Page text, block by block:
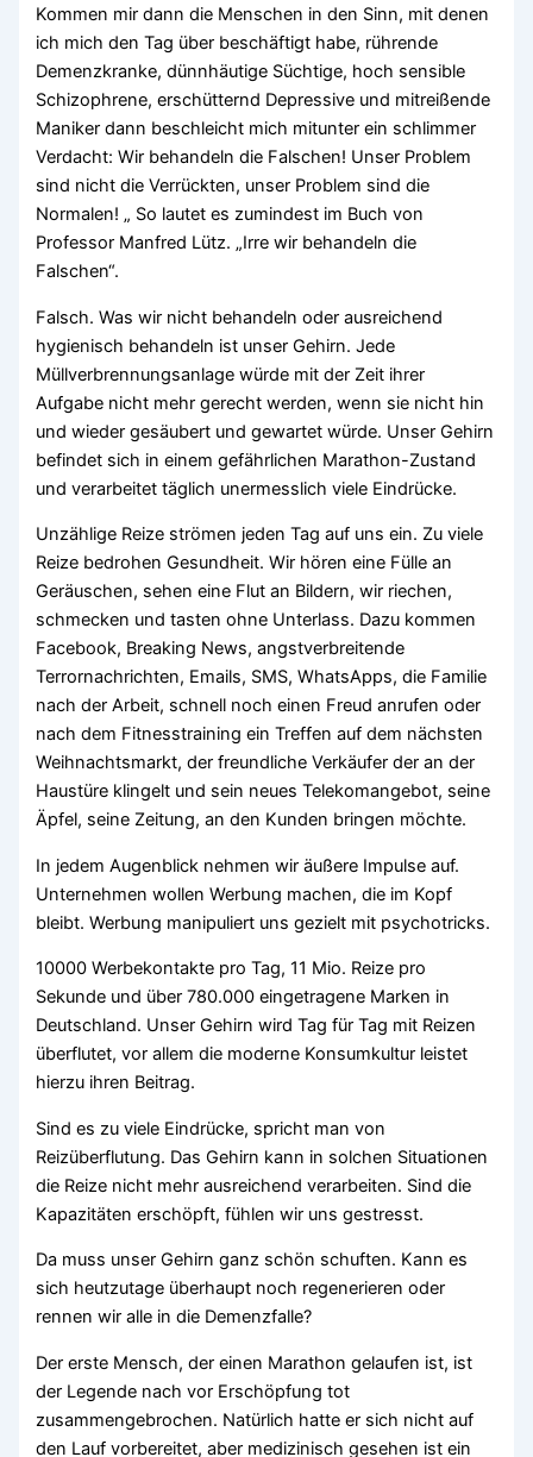
Kommen mir dann die Menschen in den Sinn, mit denen
ich mich den Tag über beschäftigt habe, rührende
Demenzkranke, dünnhäutige Süchtige, hoch sensible
Schizophrene, erschütternd Depressive und mitreißende
Maniker dann beschleicht mich mitunter ein schlimmer
Verdacht: Wir behandeln die Falschen! Unser Problem
sind nicht die Verrückten, unser Problem sind die
Normalen! „ So lautet es zumindest im Buch von
Professor Manfred Lütz. „Irre wir behandeln die
Falschen“.
Falsch. Was wir nicht behandeln oder ausreichend
hygienisch behandeln ist unser Gehirn. Jede
Müllverbrennungsanlage würde mit der Zeit ihrer
Aufgabe nicht mehr gerecht werden, wenn sie nicht hin
und wieder gesäubert und gewartet würde. Unser Gehirn
befindet sich in einem gefährlichen Marathon-Zustand
und verarbeitet täglich unermesslich viele Eindrücke.
Unzählige Reize strömen jeden Tag auf uns ein. Zu viele
Reize bedrohen Gesundheit. Wir hören eine Fülle an
Geräuschen, sehen eine Flut an Bildern, wir riechen,
schmecken und tasten ohne Unterlass. Dazu kommen
Facebook, Breaking News, angstverbreitende
Terrornachrichten, Emails, SMS, WhatsApps, die Familie
nach der Arbeit, schnell noch einen Freud anrufen oder
nach dem Fitnesstraining ein Treffen auf dem nächsten
Weihnachtsmarkt, der freundliche Verkäufer der an der
Haustüre klingelt und sein neues Telekomangebot, seine
Äpfel, seine Zeitung, an den Kunden bringen möchte.
In jedem Augenblick nehmen wir äußere Impulse auf.
Unternehmen wollen Werbung machen, die im Kopf
bleibt. Werbung manipuliert uns gezielt mit psychotricks.
10000 Werbekontakte pro Tag, 11 Mio. Reize pro
Sekunde und über 780.000 eingetragene Marken in
Deutschland. Unser Gehirn wird Tag für Tag mit Reizen
überflutet, vor allem die moderne Konsumkultur leistet
hierzu ihren Beitrag.
Sind es zu viele Eindrücke, spricht man von
Reizüberflutung. Das Gehirn kann in solchen Situationen
die Reize nicht mehr ausreichend verarbeiten. Sind die
Kapazitäten erschöpft, fühlen wir uns gestresst.
Da muss unser Gehirn ganz schön schuften. Kann es
sich heutzutage überhaupt noch regenerieren oder
rennen wir alle in die Demenzfalle?
Der erste Mensch, der einen Marathon gelaufen ist, ist
der Legende nach vor Erschöpfung tot
zusammengebrochen. Natürlich hatte er sich nicht auf
den Lauf vorbereitet, aber medizinisch gesehen ist ein